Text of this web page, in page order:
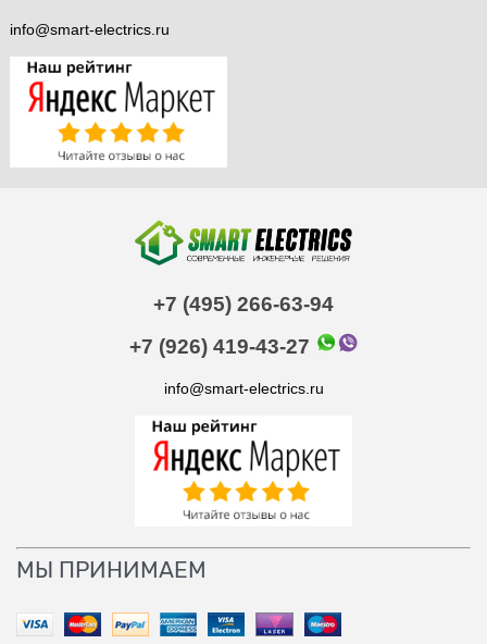
info@smart-electrics.ru
+7 (495) 266-63-94
+7 (926) 419-43-27
info@smart-electrics.ru
МЫ ПРИНИМАЕМ